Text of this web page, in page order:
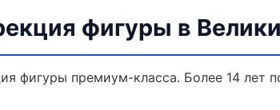
фигуры в
фигуры премиум-класса. Более 14 лет